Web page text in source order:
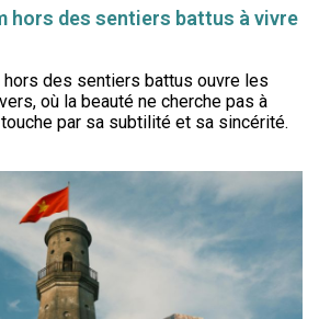
hors des sentiers battus à vivre
hors des sentiers battus ouvre les
où la beauté ne cherche pas à
par sa subtilité et sa sincérité.